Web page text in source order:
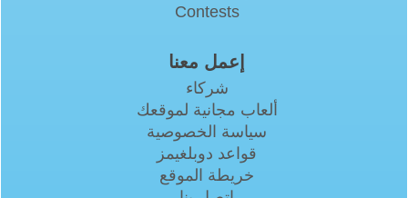
Contests
إعمل معنا
شركاء
ألعاب مجانية لموقعك
سياسة الخصوصية
قواعد دوبلغيمز
خريطة الموقع